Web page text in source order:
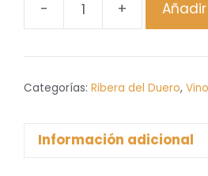
-
Pago
cantidad
+
Categorías: Ribera del Duero,
Información adicional